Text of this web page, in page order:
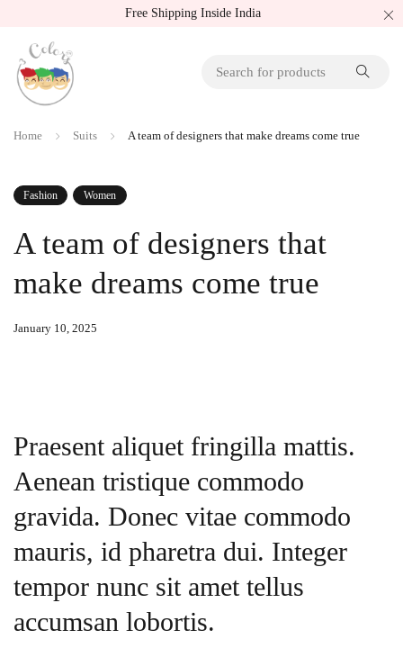
Free Shipping Inside India
Home Suits A team of designers that make dreams come true
Fashion Women
A team of designers that
make dreams come true
January 10, 2025
Praesent aliquet fringilla mattis.
Aenean tristique commodo
gravida. Donec vitae commodo
mauris, id pharetra dui. Integer
tempor nunc sit amet tellus
accumsan lobortis.